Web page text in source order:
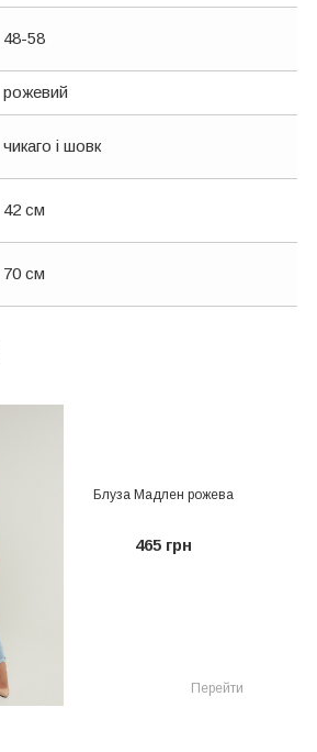
48-58
рожевий
чикаго і шовк
42 см
70 см
Блуза Мадлен рожева
465 грн
Перейти